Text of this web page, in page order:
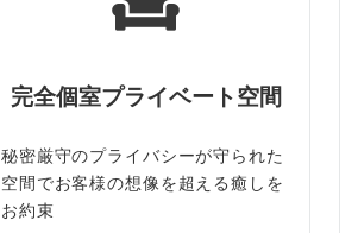
完全個室プライベート空間
秘密厳守のプライバシーが守られた
空間でお客様の想像を超える癒しを
お約束